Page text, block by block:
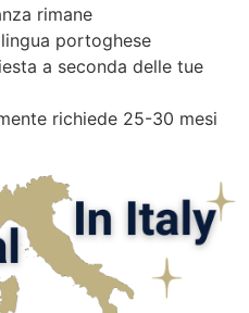
rimane
portoghese
a seconda delle tue
richiede 25-30 mesi